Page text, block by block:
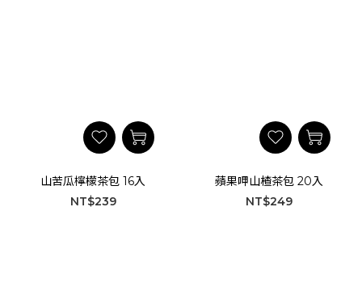
山苦瓜檸檬茶包 16入
NT$239
蘋果呷山楂茶包 20入
NT$249